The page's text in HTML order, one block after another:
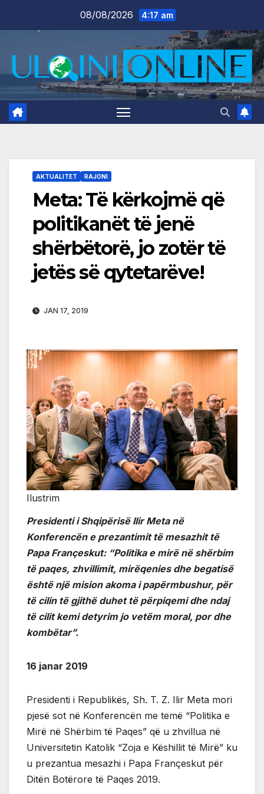
08/08/2026 4:17 am
AKTUALITET RAJONI
Meta: Të kërkojmë që
politikanët të jenë
shërbëtorë, jo zotër të
jetës së qytetarëve!
JAN 17, 2019
Ilustrim
Presidenti i Shqipërisë Ilir Meta në
Konferencën e prezantimit të mesazhit të
Papa Françeskut: “Politika e mirë në shërbim
të paqes, zhvillimit, mirëqenies dhe begatisë
është një mision akoma i papërmbushur, për
të cilin të gjithë duhet të përpiqemi dhe ndaj
të cilit kemi detyrim jo vetëm moral, por dhe
kombëtar”.
16 janar 2019
Presidenti i Republikës, Sh. T. Z. Ilir Meta mori
pjesë sot në Konferencën me temë “Politika e
Mirë në Shërbim të Paqes” që u zhvillua në
Universitetin Katolik “Zoja e Këshillit të Mirë” ku
u prezantua mesazhi i Papa Françeskut për
Ditën Botërore të Paqes 2019.